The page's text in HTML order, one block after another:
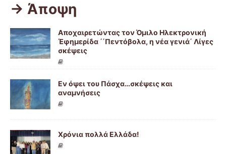
-> Άποψη
Αποχαιρετώντας τον Όμιλο Ηλεκτρονική
Έφημερίδα ΄΄Πεντόβολα, η νέα γενιά΄ Λίγες
σκέψεις
Εν όψει του Πάσχα…σκέψεις και
αναμνήσεις
Χρόνια πολλά Ελλάδα!